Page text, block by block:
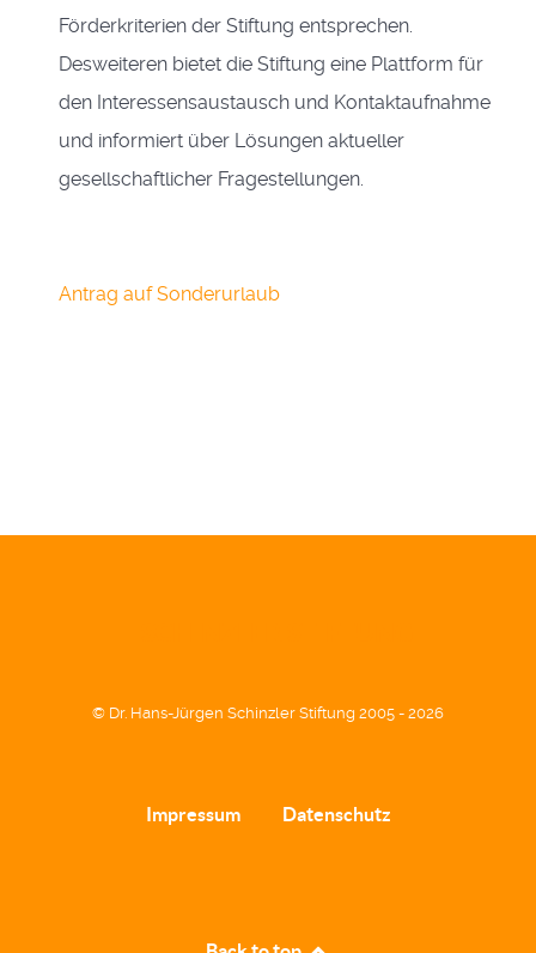
Förderkriterien der Stiftung entsprechen.
Desweiteren bietet die Stiftung eine Plattform für
den Interessensaustausch und Kontaktaufnahme
und informiert über Lösungen aktueller
gesellschaftlicher Fragestellungen.
Antrag auf Sonderurlaub
© Dr. Hans-Jürgen Schinzler Stiftung 2005 - 2026
Impressum Datenschutz